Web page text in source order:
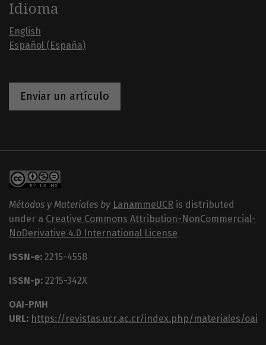
Idioma
English
Español (España)
Enviar un artículo
Métodos y Materiales by LanammeUCR is distributed
under a Creative Commons Attribution-NonCommercial-
NoDerivative 4.0 International License
ISSN-e: 2215-4558
ISSN-p: 2215-342X
OAI-PMH
URL: https://revistas.ucr.ac.cr/index.php/materiales/oai